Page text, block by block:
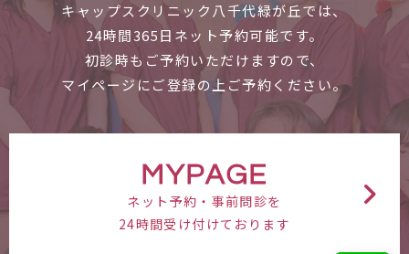
キャップスクリニック八千代緑が丘では、
24時間365日ネット予約可能です。
初診時もご予約いただけますので、
マイページにご登録の上ご予約ください。
MYPAGE
ネット予約・事前問診を
24時間受け付けております